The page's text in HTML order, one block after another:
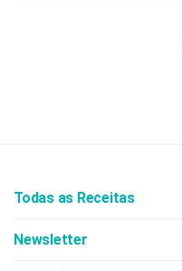
Todas as Receitas
Newsletter